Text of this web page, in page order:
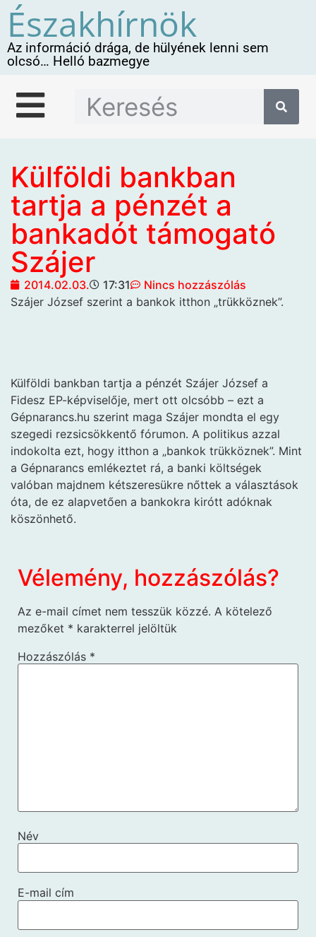
Északhírnök
Az információ drága, de hülyének lenni sem
olcsó… Helló bazmegye
Külföldi bankban
tartja a pénzét a
bankadót támogató
Szájer
2014.02.03. 17:31
Nincs hozzászólás
Szájer József szerint a bankok itthon „trükköznek”.
Külföldi bankban tartja a pénzét Szájer József a
Fidesz EP-képviselője, mert ott olcsóbb – ezt a
Gépnarancs.hu szerint maga Szájer mondta el egy
szegedi rezsicsökkentő fórumon. A politikus azzal
indokolta ezt, hogy itthon a „bankok trükköznek”. Mint
a Gépnarancs emlékeztet rá, a banki költségek
valóban majdnem kétszeresükre nőttek a választások
óta, de ez alapvetően a bankokra kirótt adóknak
köszönhető.
Vélemény, hozzászólás?
Az e-mail címet nem tesszük közzé. A kötelező
mezőket * karakterrel jelöltük
Hozzászólás *
Név
E-mail cím